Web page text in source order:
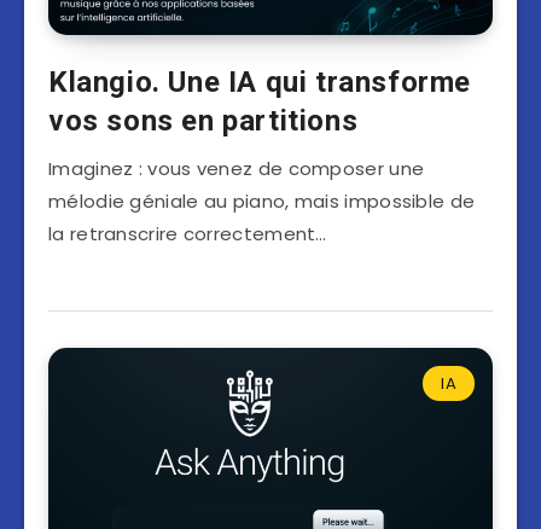
Klangio. Une IA qui transforme
vos sons en partitions
Imaginez : vous venez de composer une
mélodie géniale au piano, mais impossible de
la retranscrire correctement…
IA